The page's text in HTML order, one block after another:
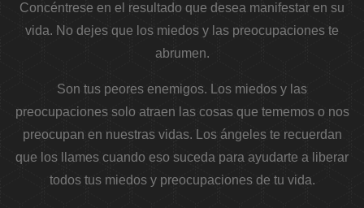
Concéntrese en el resultado que desea manifestar en su
vida. No dejes que los miedos y las preocupaciones te
abrumen.
Son tus peores enemigos. Los miedos y las
preocupaciones solo atraen las cosas que tememos o nos
preocupan en nuestras vidas. Los ángeles te recuerdan
que los llames cuando eso suceda para ayudarte a liberar
todos tus miedos y preocupaciones de tu vida.